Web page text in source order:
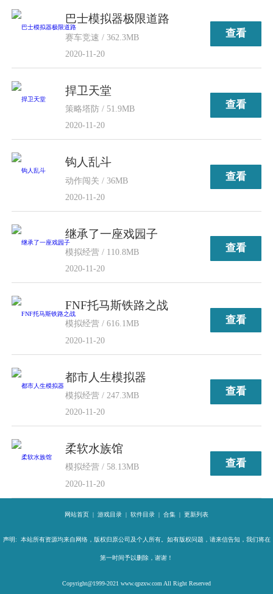
巴士模拟器极限道路
赛车竞速 / 362.3MB
2020-11-20
查看
捍卫天堂
策略塔防 / 51.9MB
2020-11-20
查看
钩人乱斗
动作闯关 / 36MB
2020-11-20
查看
继承了一座戏园子
模拟经营 / 110.8MB
2020-11-20
查看
FNF托马斯铁路之战
模拟经营 / 616.1MB
2020-11-20
查看
都市人生模拟器
模拟经营 / 247.3MB
2020-11-20
查看
柔软水族馆
模拟经营 / 58.13MB
2020-11-20
查看
网站首页 | 游戏目录 | 软件目录 | 合集 | 更新列表
声明: 本站所有资源均来自网络，版权归原公司及个人所有。如有版权问题，请来信告知，我们将在
第一时间予以删除，谢谢！
Copyright@1999-2021 www.qpzxw.com All Right Reserved